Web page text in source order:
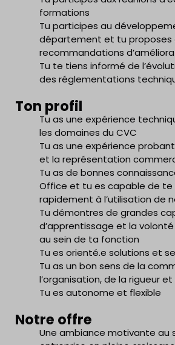
formations
Tu participes au
département et tu proposes
recommandations
Tu te tiens informé de
des réglementations
Ton profil
Tu as une expérience
les domaines du CVC
Tu as une expérience
et la représentation
Tu as de bonnes
Office et tu es capable de te
rapidement à l’utilisation de
Tu démontres de grandes
d’apprentissage et la
au sein de ta fonction
Tu es orienté.e solutions et
Tu as un bon sens de la
l’organisation, de la rigueur
Tu es autonome et flexible
Notre offre
Une ambiance motivante au